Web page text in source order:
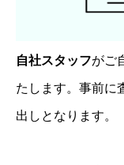
自社スタッフがご
たします。事前に
出しとなります。